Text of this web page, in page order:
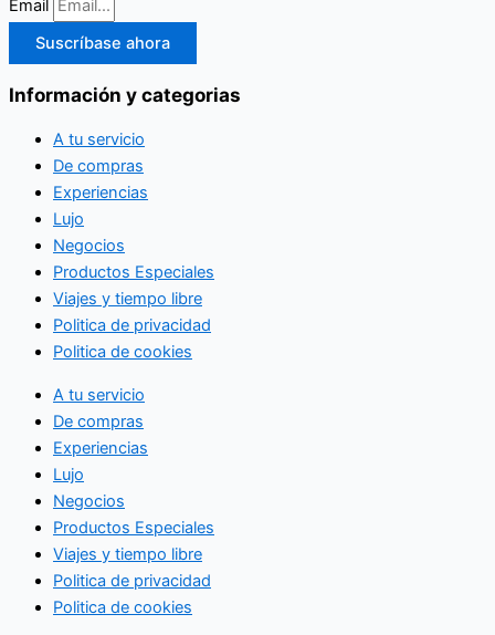
Email
Suscríbase ahora
Información y categorias
A tu servicio
De compras
Experiencias
Lujo
Negocios
Productos Especiales
Viajes y tiempo libre
Politica de privacidad
Politica de cookies
A tu servicio
De compras
Experiencias
Lujo
Negocios
Productos Especiales
Viajes y tiempo libre
Politica de privacidad
Politica de cookies